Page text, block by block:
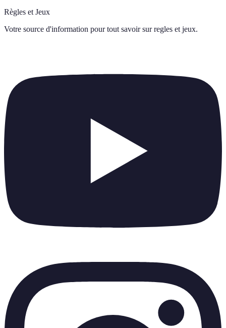
Règles et Jeux
Votre source d'information pour tout savoir sur regles et jeux.